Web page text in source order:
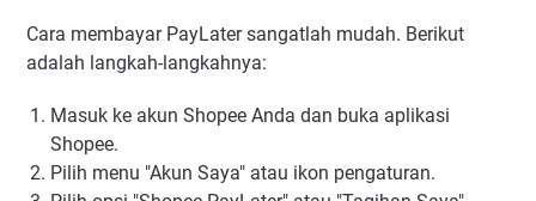
Cara membayar PayLater sangatlah mudah. Berikut
adalah langkah-langkahnya:
Masuk ke akun Shopee Anda dan buka aplikasi
Shopee.
Pilih menu "Akun Saya" atau ikon pengaturan.